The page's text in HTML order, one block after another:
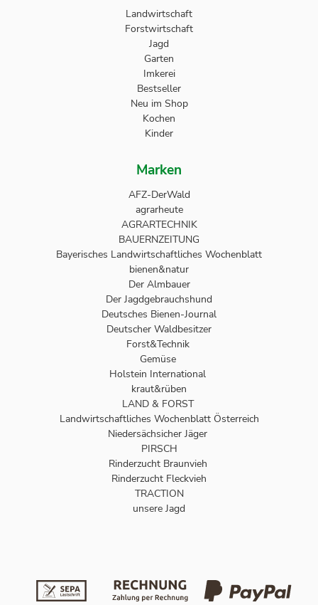
Landwirtschaft
Forstwirtschaft
Jagd
Garten
Imkerei
Bestseller
Neu im Shop
Kochen
Kinder
Marken
AFZ-DerWald
agrarheute
AGRARTECHNIK
BAUERNZEITUNG
Bayerisches Landwirtschaftliches Wochenblatt
bienen&natur
Der Almbauer
Der Jagdgebrauchshund
Deutsches Bienen-Journal
Deutscher Waldbesitzer
Forst&Technik
Gemüse
Holstein International
kraut&rüben
LAND & FORST
Landwirtschaftliches Wochenblatt Österreich
Niedersächsicher Jäger
PIRSCH
Rinderzucht Braunvieh
Rinderzucht Fleckvieh
TRACTION
unsere Jagd